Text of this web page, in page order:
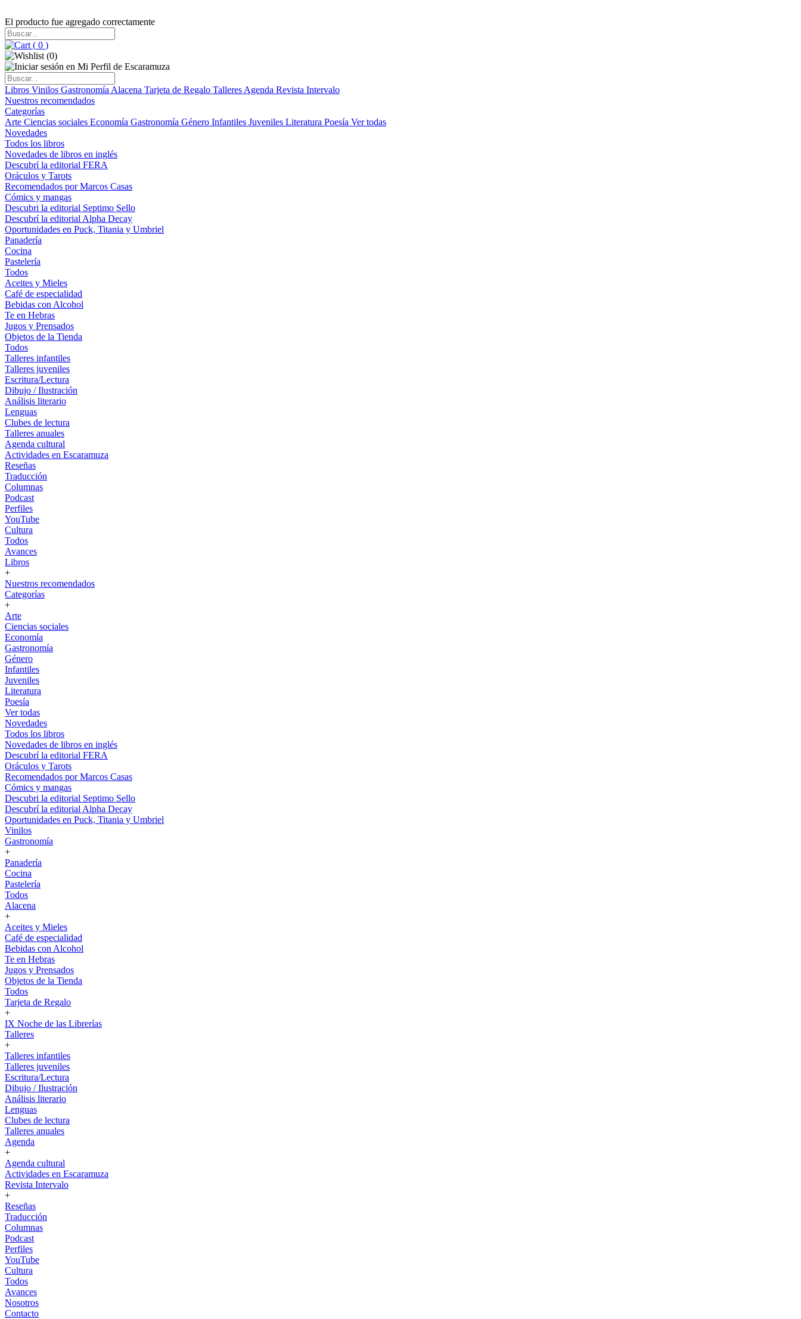
El producto fue agregado correctamente
( 0 )
(0)
Libros Vinilos Gastronomía Alacena Tarjeta de Regalo Talleres Agenda Revista Intervalo
Nuestros recomendados
Categorías
Arte Ciencias sociales Economía Gastronomía Género Infantiles Juveniles Literatura Poesía Ver todas
Novedades
Todos los libros
Novedades de libros en inglés
Descubrí la editorial FERA
Oráculos y Tarots
Recomendados por Marcos Casas
Cómics y mangas
Descubri la editorial Septimo Sello
Descubrí la editorial Alpha Decay
Oportunidades en Puck, Titania y Umbriel
Panadería
Cocina
Pastelería
Todos
Aceites y Mieles
Café de especialidad
Bebidas con Alcohol
Te en Hebras
Jugos y Prensados
Objetos de la Tienda
Todos
Talleres infantiles
Talleres juveniles
Escritura/Lectura
Dibujo / Ilustración
Análisis literario
Lenguas
Clubes de lectura
Talleres anuales
Agenda cultural
Actividades en Escaramuza
Reseñas
Traducción
Columnas
Podcast
Perfiles
YouTube
Cultura
Todos
Avances
Libros
+
Nuestros recomendados
Categorías
+
Arte
Ciencias sociales
Economía
Gastronomía
Género
Infantiles
Juveniles
Literatura
Poesía
Ver todas
Novedades
Todos los libros
Novedades de libros en inglés
Descubrí la editorial FERA
Oráculos y Tarots
Recomendados por Marcos Casas
Cómics y mangas
Descubri la editorial Septimo Sello
Descubrí la editorial Alpha Decay
Oportunidades en Puck, Titania y Umbriel
Vinilos
Gastronomía
+
Panadería
Cocina
Pastelería
Todos
Alacena
+
Aceites y Mieles
Café de especialidad
Bebidas con Alcohol
Te en Hebras
Jugos y Prensados
Objetos de la Tienda
Todos
Tarjeta de Regalo
+
IX Noche de las Librerías
Talleres
+
Talleres infantiles
Talleres juveniles
Escritura/Lectura
Dibujo / Ilustración
Análisis literario
Lenguas
Clubes de lectura
Talleres anuales
Agenda
+
Agenda cultural
Actividades en Escaramuza
Revista Intervalo
+
Reseñas
Traducción
Columnas
Podcast
Perfiles
YouTube
Cultura
Todos
Avances
Nosotros
Contacto